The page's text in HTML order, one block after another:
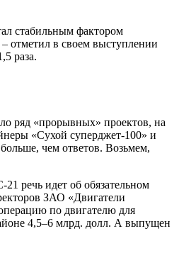
стабильным фактором
– отметил в своем выступлении
раза.
ряд «прорывных» проектов, на
«Сухой суперджет-100» и
чем ответов. Возьмем,
речь идет об обязательном
ЗАО «Двигатели
по двигателю для
4,5–6 млрд. долл. А выпущен